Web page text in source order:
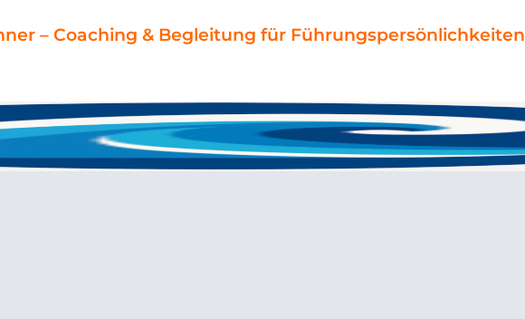
– Coaching & Begleitung für Führungspersönlichkeiten